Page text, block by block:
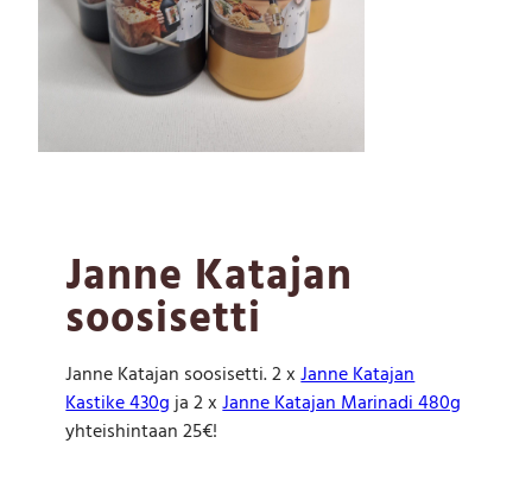
Janne Katajan
soosisetti
Janne Katajan soosisetti. 2 xJanne Katajan
Kastike 430gja 2 xJanne Katajan Marinadi 480g
yhteishintaan 25€!